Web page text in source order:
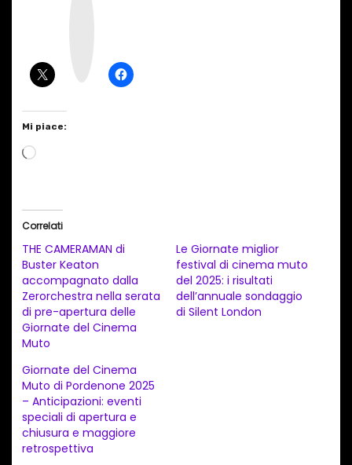
Mi piace:
C
a
m
e
n
t
o
i
n
c
Correlati
THE CAMERAMAN di
Buster Keaton
accompagnato dalla
Zerorchestra nella serata
di pre-apertura delle
Giornate del Cinema
Muto
Le Giornate miglior
festival di cinema muto
del 2025: i risultati
dell’annuale sondaggio
di Silent London
Giornate del Cinema
Muto di Pordenone 2025
– Anticipazioni: eventi
speciali di apertura e
chiusura e maggiore
retrospettiva